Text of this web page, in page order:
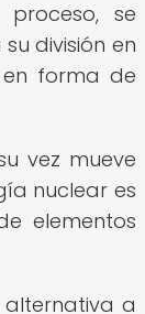
se
división en
forma de
vez mueve
nuclear es
elementos
alternativa a